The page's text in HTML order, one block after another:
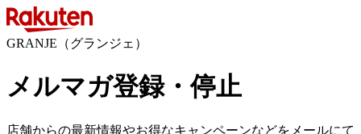
GRANJE（グランジェ）
メルマガ登録・停止
店舗からの最新情報やお得なキャンペーンなどをメールにて